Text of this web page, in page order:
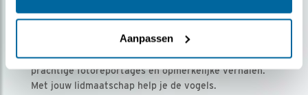
Aanpassen
Ontvang 5 x Vogels voor € 36,00 per jaar
Vogels is het tijdschrift voor onze leden, met
prachtige fotoreportages en opmerkelijke verhalen.
Met jouw lidmaatschap help je de vogels.